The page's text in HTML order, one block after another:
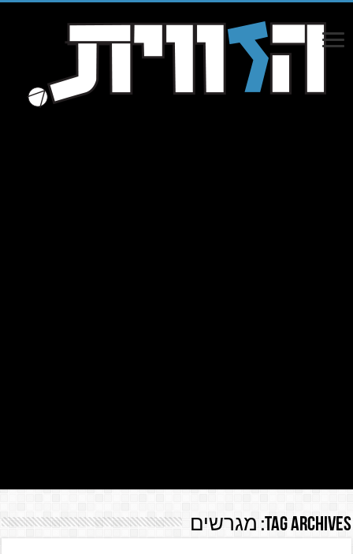
Tag Archives: מגרשים